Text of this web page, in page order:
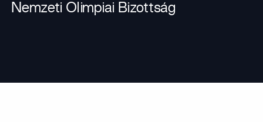
Nemzeti Olimpiai Bizottság